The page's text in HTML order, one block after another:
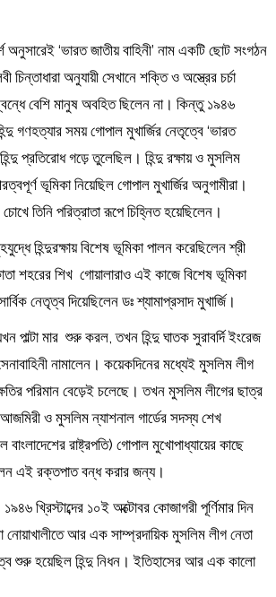
অনুসারেই ‘ভারত জাতীয় বাহিনী’ নাম একটি ছোট সংগঠন
চিন্তাধারা অনুযায়ী সেখানে শক্তি ও অস্ত্রের চর্চা
বেশি মানুষ অবহিত ছিলেন না। কিন্তু ১৯৪৬
গণহত্যার সময় গোপাল মুখার্জির নেতৃত্বে ‘ভারত
প্রতিরোধ গড়ে তুলেছিল। হিন্দু রক্ষায় ও মুসলিম
ভূমিকা নিয়েছিল গোপাল মুখার্জির অনুগামীরা।
তিনি পরিত্রাতা রূপে চিহ্নিত হয়েছিলেন।
হিন্দুরক্ষায় বিশেষ ভূমিকা পালন করেছিলেন শ্রী
শহরের শিখ গোয়ালারাও এই কাজে বিশেষ ভূমিকা
নেতৃত্ব দিয়েছিলেন ডঃ শ্যামাপ্রসাদ মুখার্জি।
পাল্টা মার শুরু করল, তখন হিন্দু ঘাতক সুরাবর্দি ইংরেজ
নামালেন। কয়েকদিনের মধ্যেই মুসলিম লীগ
পরিমান বেড়েই চলেছে। তখন মুসলিম লীগের ছাত্র
ও মুসলিম ন্যাশনাল গার্ডের সদস্য শেখ
বাংলাদেশের রাষ্ট্রপতি) গোপাল মুখোপাধ্যায়ের কাছে
এই রক্তপাত বন্ধ করার জন্য।
খ্রিস্টাব্দের ১০ই অক্টোবর কোজাগরী পূর্ণিমার দিন
নোয়াখালীতে আর এক সাম্প্রদায়িক মুসলিম লীগ নেতা
শুরু হয়েছিল হিন্দু নিধন। ইতিহাসের আর এক কালো